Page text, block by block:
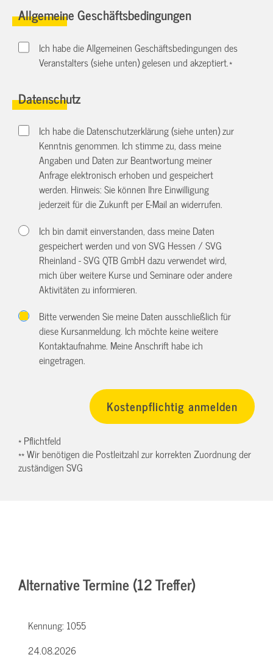
Allgemeine Geschäftsbedingungen
Ich habe die Allgemeinen Geschäftsbedingungen des
Veranstalters (siehe unten) gelesen und akzeptiert.*
Datenschutz
Ich habe die Datenschutzerklärung (siehe unten) zur
Kenntnis genommen. Ich stimme zu, dass meine
Angaben und Daten zur Beantwortung meiner
Anfrage elektronisch erhoben und gespeichert
werden. Hinweis: Sie können Ihre Einwilligung
jederzeit für die Zukunft per E-Mail anwiderrufen.
Ich bin damit einverstanden, dass meine Daten
gespeichert werden und von SVG Hessen / SVG
Rheinland - SVG QTB GmbH dazu verwendet wird,
mich über weitere Kurse und Seminare oder andere
Aktivitäten zu informieren.
Bitte verwenden Sie meine Daten ausschließlich für
diese Kursanmeldung. Ich möchte keine weitere
Kontaktaufnahme. Meine Anschrift habe ich
eingetragen.
* Pflichtfeld
** Wir benötigen die Postleitzahl zur korrekten Zuordnung der
zuständigen SVG
Alternative Termine (12 Treffer)
Kennung: 1055
24.08.2026